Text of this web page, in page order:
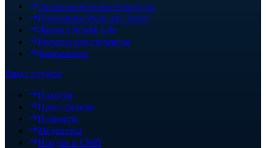
Экзаменационные процессы
Программа Work and Travel
Журнал Nordik Life
Ресурсы для студентов
Фотоальбом
Пресс-служба
Новости
Пресс-релизы
Подкасты
Медиатека
Нордик и СМИ